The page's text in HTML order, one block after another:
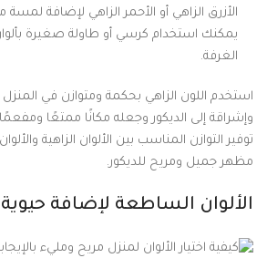
الأزرق الزاهي أو الأحمر الزاهي لإضافة
يمكنك استخدام كرسي أو طاولة صغيرة
الغرفة.
استخدم اللون الزاهي بحكمة ومتوازن في
وإشراقة إلى الديكور وجعله مكانًا ممتعًا ومفعمًا
توفير التوازن المناسب بين الألوان الزاهية
مظهر جميل ومريح للديكور.
الألوان الساطعة لإضافة حيوية